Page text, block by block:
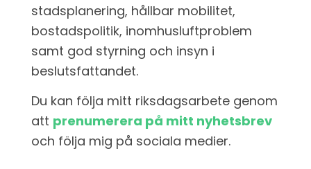
stadsplanering, hållbar mobilitet,
bostadspolitik, inomhusluftproblem
samt god styrning och insyn i
beslutsfattandet.
Du kan följa mitt riksdagsarbete genom
att prenumerera på mitt nyhetsbrev
och följa mig på sociala medier.